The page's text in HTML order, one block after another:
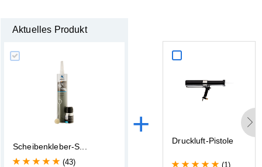
Aktuelles Produkt
Scheibenkleber-S
(43)
+ Druckluft-Pistole
(1)